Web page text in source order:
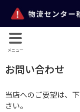
メニュー
お問い合わせ
当店へのご要望は、
さい。